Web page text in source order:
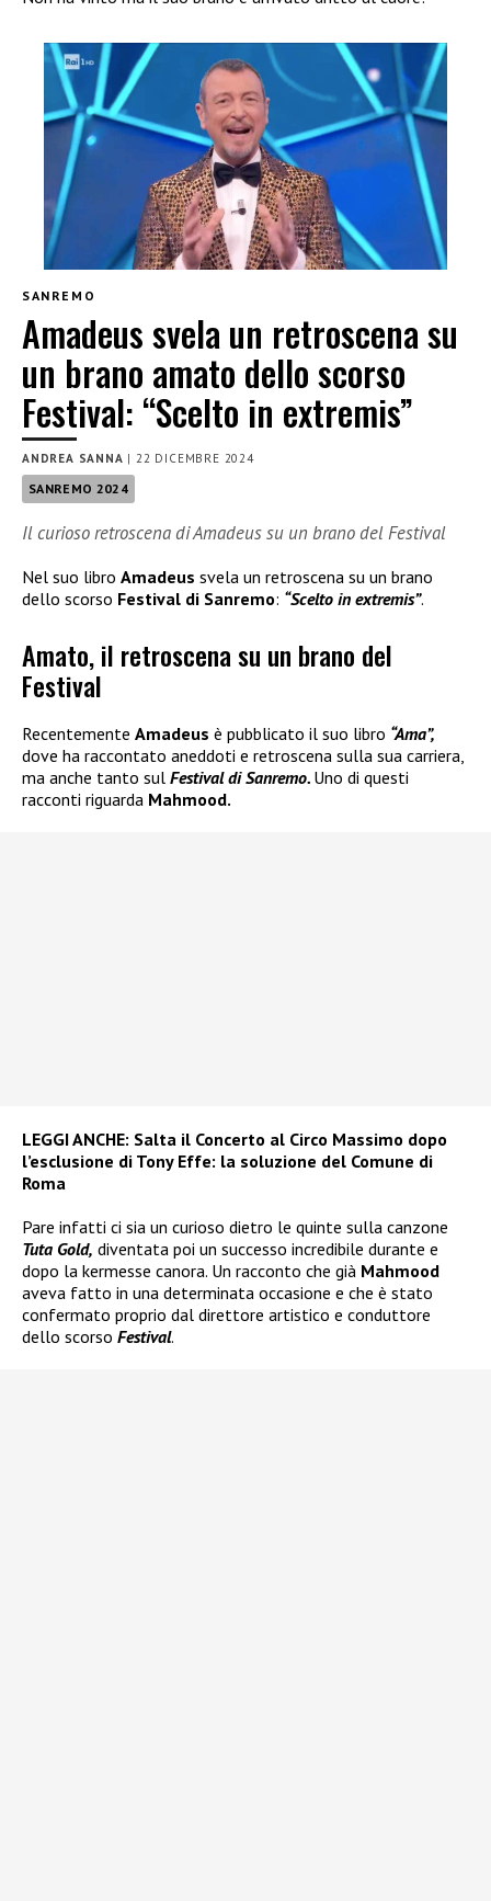
SANREMO
Amadeus svela un retroscena su
un brano amato dello scorso
Festival: “Scelto in extremis”
ANDREA SANNA |22 DICEMBRE 2024
SANREMO 2024
Il curioso retroscena di Amadeus su un brano del Festival
Nel suo libro Amadeus svela un retroscena su un brano
dello scorso Festival di Sanremo: “Scelto in extremis”.
Amato, il retroscena su un brano del
Festival
Recentemente Amadeus è pubblicato il suo libro “Ama”,
dove ha raccontato aneddoti e retroscena sulla sua carriera,
ma anche tanto sul Festival di Sanremo. Uno di questi
racconti riguarda Mahmood.
LEGGI ANCHE: Salta il Concerto al Circo Massimo dopo
l’esclusione di Tony Effe: la soluzione del Comune di
Roma
Pare infatti ci sia un curioso dietro le quinte sulla canzone
Tuta Gold, diventata poi un successo incredibile durante e
dopo la kermesse canora. Un racconto che già Mahmood
aveva fatto in una determinata occasione e che è stato
confermato proprio dal direttore artistico e conduttore
dello scorso Festival.